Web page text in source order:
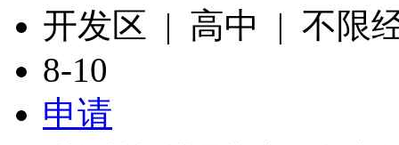
开发区 | 高中 | 不限
8-10
申请